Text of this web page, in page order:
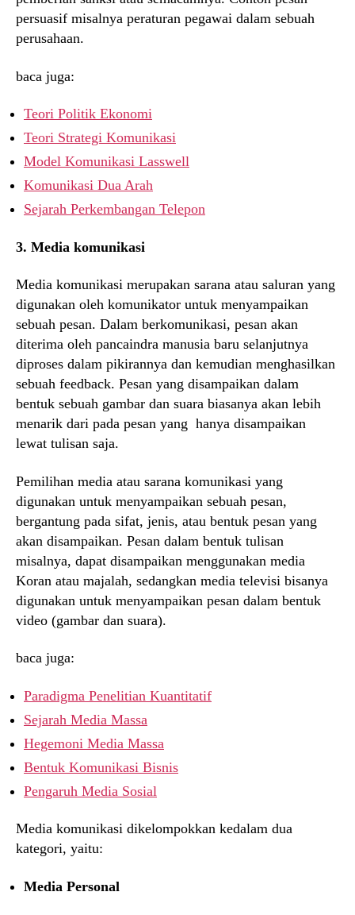
persuasif misalnya peraturan pegawai dalam sebuah
perusahaan.
baca juga:
Teori Politik Ekonomi
Teori Strategi Komunikasi
Model Komunikasi Lasswell
Komunikasi Dua Arah
Sejarah Perkembangan Telepon
3. Media komunikasi
Media komunikasi merupakan sarana atau saluran yang
digunakan oleh komunikator untuk menyampaikan
sebuah pesan. Dalam berkomunikasi, pesan akan
diterima oleh pancaindra manusia baru selanjutnya
diproses dalam pikirannya dan kemudian menghasilkan
sebuah feedback. Pesan yang disampaikan dalam
bentuk sebuah gambar dan suara biasanya akan lebih
menarik dari pada pesan yang hanya disampaikan
lewat tulisan saja.
Pemilihan media atau sarana komunikasi yang
digunakan untuk menyampaikan sebuah pesan,
bergantung pada sifat, jenis, atau bentuk pesan yang
akan disampaikan. Pesan dalam bentuk tulisan
misalnya, dapat disampaikan menggunakan media
Koran atau majalah, sedangkan media televisi bisanya
digunakan untuk menyampaikan pesan dalam bentuk
video (gambar dan suara).
baca juga:
Paradigma Penelitian Kuantitatif
Sejarah Media Massa
Hegemoni Media Massa
Bentuk Komunikasi Bisnis
Pengaruh Media Sosial
Media komunikasi dikelompokkan kedalam dua
kategori, yaitu:
Media Personal